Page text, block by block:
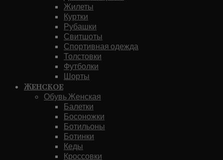
Жилеты
Куртки
Рубашки
Свитшоты
Спортивная одежда
Толстовки
Футболки
Шорты
Женское
Обувь Женская
Балетки
Босоножки
Ботильоны
Ботинки
Кеды
Кроссовки